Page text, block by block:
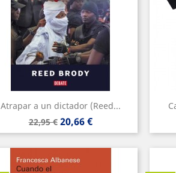
Atrapar a un dictador (Reed...
Precio
base
22,95 € Precio
20,66 €